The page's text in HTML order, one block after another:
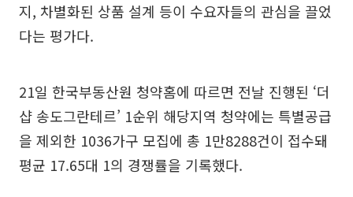
지, 차별화된 상품 설계 등이 수요자들의 관심을 끌었
다는 평가다.
21일 한국부동산원 청약홈에 따르면 전날 진행된 ‘더
샵 송도그란테르’ 1순위 해당지역 청약에는 특별공급
을 제외한 1036가구 모집에 총 1만8288건이 접수돼
평균 17.65대 1의 경쟁률을 기록했다.